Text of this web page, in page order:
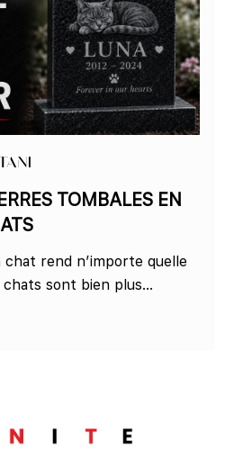
TOMBALES EN
chat rend n’importe quelle
sont bien plus...